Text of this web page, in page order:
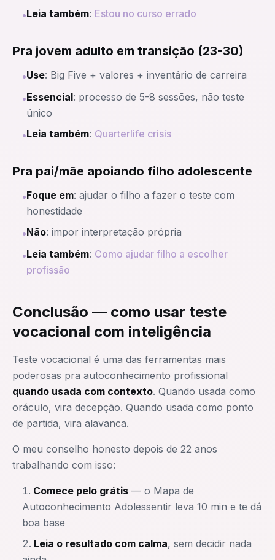
•Leia também: Estou no curso errado
Pra jovem adulto em transição (23-30)
•Use: Big Five + valores + inventário de carreira
•Essencial: processo de 5-8 sessões, não teste
único
•Leia também: Quarterlife crisis
Pra pai/mãe apoiando filho adolescente
•Foque em: ajudar o filho a fazer o teste com
honestidade
•Não: impor interpretação própria
•Leia também: Como ajudar filho a escolher
profissão
Conclusão — como usar teste
vocacional com inteligência
Teste vocacional é uma das ferramentas mais
poderosas pra autoconhecimento profissional
quando usada com contexto. Quando usada como
oráculo, vira decepção. Quando usada como ponto
de partida, vira alavanca.
O meu conselho honesto depois de 22 anos
trabalhando com isso:
Comece pelo grátis — o Mapa de
Autoconhecimento Adolessentir leva 10 min e te dá
boa base
Leia o resultado com calma, sem decidir nada